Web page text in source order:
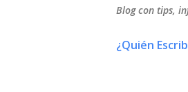
Blog con tips,
¿Quién